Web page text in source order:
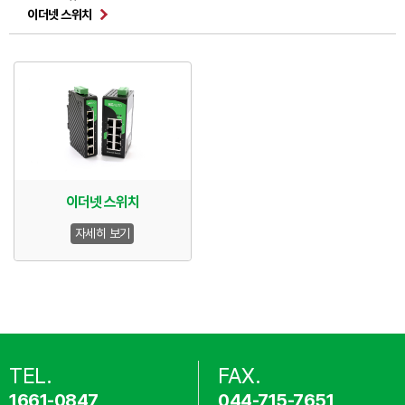
이더넷 스위치
이더넷 스위치
자세히 보기
TEL.
1661-0847
FAX.
044-715-7651